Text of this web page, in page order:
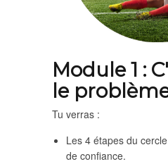
Module 1 :
le
Tu verras :
Les 4 étapes du
de confiance.